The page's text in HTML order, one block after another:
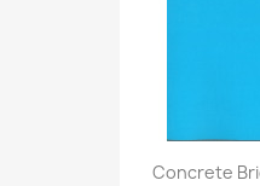
Concrete